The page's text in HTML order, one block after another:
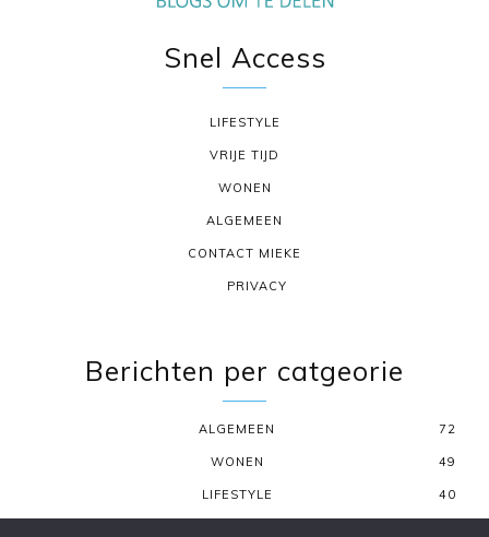
Snel Access
LIFESTYLE
VRIJE TIJD
WONEN
ALGEMEEN
CONTACT MIEKE
PRIVACY
Berichten per catgeorie
ALGEMEEN 72
WONEN 49
LIFESTYLE 40